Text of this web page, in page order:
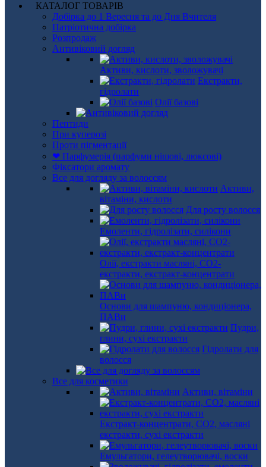
КАТАЛОГ ТОВАРІВ
Добірка до 1 Вересня та до Дня Вчителя
Патріотична добірка
Розпродаж
Антивіковий догляд
Активи, кислоти, зволожувачі
Екстракти,
гідролати
Олії базові
Пептиди
При куперозі
Проти пігментації
❤ Парфумерія (парфуми нішові, люксові)
Фіксатори аромату
Все для догляду за волоссям
Активи,
вітаміни, кислоти
Для росту волосся
Емоленти, гідролізати, силікони
Олії, екстракти масляні, СО2-
екстракти, екстракт-концентрати
Основи для шампуню, кондиціонера,
ПАВи
Пудри,
глини, сухі екстракти
Гідролати для
волосся
Все для косметики
Активи, вітаміни
Екстракт-концентрати, СО2, масляні
екстракти, сухі екстракти
Емульгатори, гелеутворювачі, воски